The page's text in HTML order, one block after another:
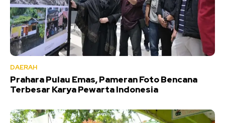
DAERAH
Prahara Pulau Emas, Pameran Foto Bencana
Terbesar Karya Pewarta Indonesia